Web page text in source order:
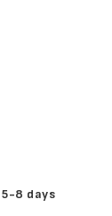
5-8 days